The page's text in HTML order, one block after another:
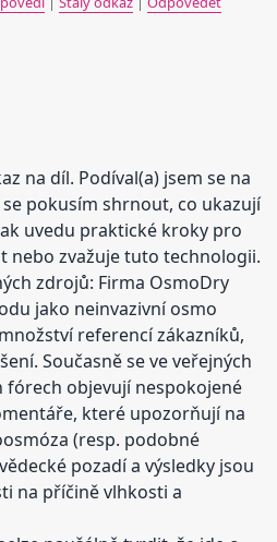
na díl. Podíval(a) jsem se na
pokusím shrnout, co ukazují
uvedu praktické kroky pro
nebo zvažuje tuto technologii.
zdrojů: Firma OsmoDry
jako neinvazivní osmo
referencí zákazníků,
Současně se ve veřejných
objevují nespokojené
které upozorňují na
(resp. podobné
pozadí a výsledky jsou
na příčině vlhkosti a